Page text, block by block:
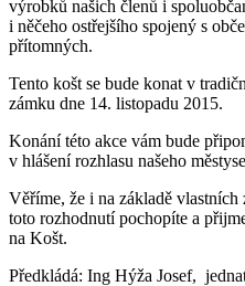
výrobků našich členů i
i něčeho ostřejšího spojený s
přítomných.
Tento košt se bude konat v
zámku dne 14. listopadu 2015.
Konání této akce vám bude
v hlášení rozhlasu našeho
Věříme, že i na základě vlastních
toto rozhodnutí pochopíte a
na Košt.
Předkládá: Ing Hýža Josef,